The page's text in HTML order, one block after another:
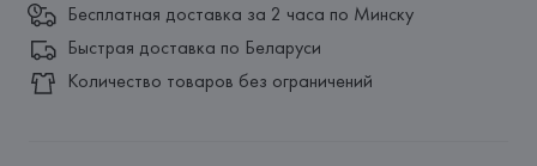
Бесплатная доставка за 2 часа по Минску
Быстрая доставка по Беларуси
Количество товаров без ограничений